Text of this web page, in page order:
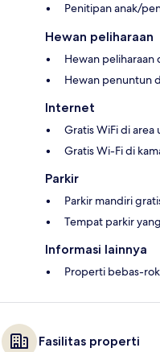
Penitipan anak/
Hewan peliharaan
Hewan
Hewan penuntun
Internet
Gratis WiFi di area
Gratis Wi-Fi di
Parkir
Parkir mandiri
Tempat parkir
Informasi lainnya
Properti bebas-
Fasilitas properti